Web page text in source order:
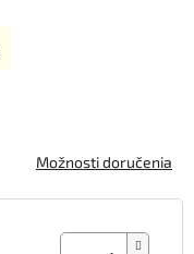
Možnosti doručenia